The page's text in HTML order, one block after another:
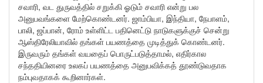
சவாரி, வட துருவத்தில் சறுக்கி ஓடும் சவாரி என்று பல
அனுபவங்களை மேற்கொண்டனர். ஜாம்பியா, இந்தியா, நேபாளம்,
பாலி, ஜப்பான், ரோம் உள்ளிட்ட பதினெட்டு நாடுகளுக்குச் சென்று
ஆஸ்திரேலியாவில் தங்கள் பயணத்தை முடித்துக் கொண்டனர்.
இருவரும் தங்கள் வயதைப் பொருட்படுத்தாமல், எதிர்கால
சந்ததியினரை உலகப் பயணத்தை அனுபவிக்கத் தூண்டுவதாக
நம்புவதாகக் கூறினார்கள்.